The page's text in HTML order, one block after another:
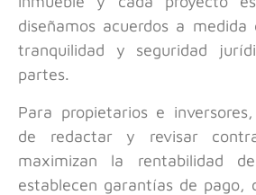
diseñamos acuerdos a
tranquilidad y seguridad
partes.
Para propietarios e
de redactar y revisar
maximizan la rentabilidad
establecen garantías de pago,